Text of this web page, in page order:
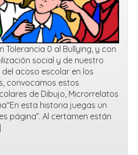
Tolerancia 0 al Bullying, y con
social y de nuestro
acoso escolar en los
convocamos estos
de Dibujo, Microrrelatos
esta historia juegas un
página”​. Al certamen están